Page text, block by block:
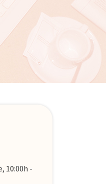
10:00h -